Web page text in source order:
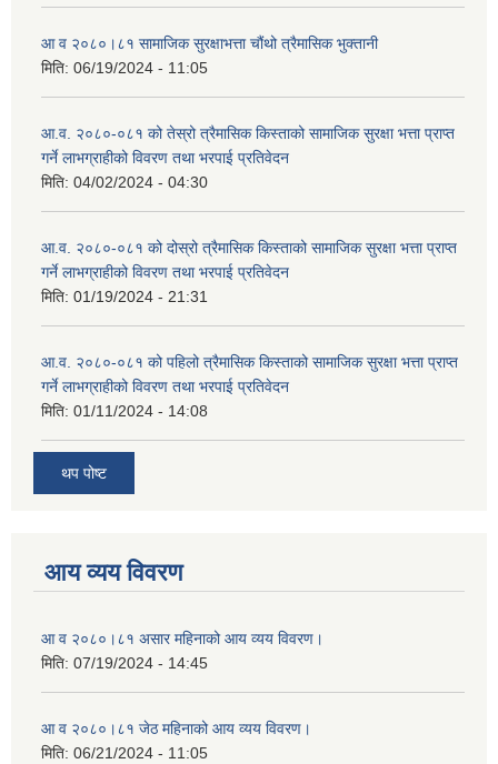
आ व २०८०।८१ सामाजिक सुरक्षाभत्ता चौंथो त्रैमासिक भुक्तानी
मिति: 06/19/2024 - 11:05
आ.व. २०८०-०८१ को तेस्रो त्रैमासिक किस्ताको सामाजिक सुरक्षा भत्ता प्राप्त
गर्ने लाभग्राहीको विवरण तथा भरपाई प्रतिवेदन
मिति: 04/02/2024 - 04:30
आ.व. २०८०-०८१ को दोस्रो त्रैमासिक किस्ताको सामाजिक सुरक्षा भत्ता प्राप्त
गर्ने लाभग्राहीको विवरण तथा भरपाई प्रतिवेदन
मिति: 01/19/2024 - 21:31
आ.व. २०८०-०८१ को पहिलो त्रैमासिक किस्ताको सामाजिक सुरक्षा भत्ता प्राप्त
गर्ने लाभग्राहीको विवरण तथा भरपाई प्रतिवेदन
मिति: 01/11/2024 - 14:08
थप पोष्ट
आय व्यय विवरण
आ व २०८०।८१ असार महिनाको आय व्यय विवरण।
मिति: 07/19/2024 - 14:45
आ व २०८०।८१ जेठ महिनाको आय व्यय विवरण।
मिति: 06/21/2024 - 11:05